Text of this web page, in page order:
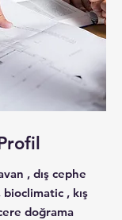
, dış cephe
, kış
doğrama